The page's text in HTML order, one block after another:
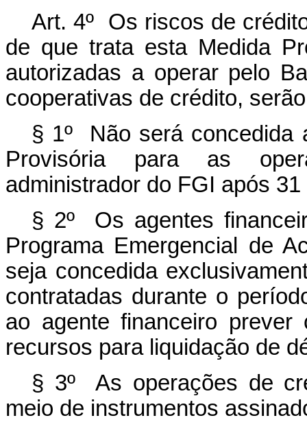
Art. 4º Os riscos de
de que trata esta Medida
autorizadas a operar pelo
cooperativas de crédito,
§ 1º Não será concedida
Provisória para as
administrador do FGI após
§ 2º Os agentes
Programa Emergencial de
seja concedida
contratadas durante o
ao agente financeiro prever
recursos para liquidação de
§ 3º As operações de
meio de instrumentos